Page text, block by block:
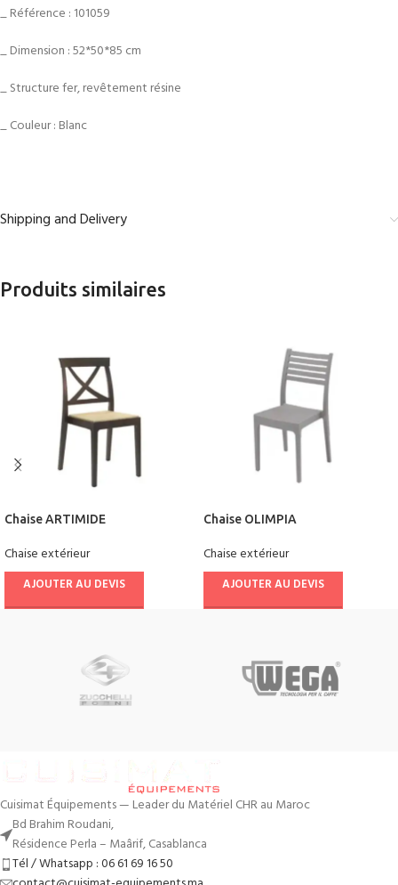
_ Référence : 101059
_ Dimension : 52*50*85 cm
_ Structure fer, revêtement résine
_ Couleur : Blanc
Shipping and Delivery
Produits similaires
Chaise ARTIMIDE
Chaise extérieur
AJOUTER AU DEVIS
Chaise OLIMPIA
Chaise extérieur
AJOUTER AU DEVIS
Cuisimat Équipements — Leader du Matériel CHR au Maroc
Bd Brahim Roudani,
Résidence Perla – Maârif, Casablanca
Tél / Whatsapp : 06 61 69 16 50